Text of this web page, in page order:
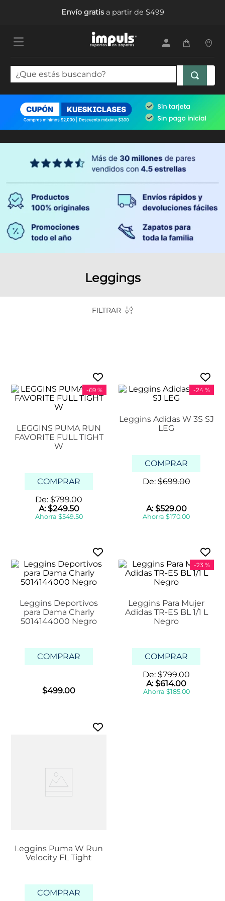
Envío gratisa partir de $499
¿Que estás buscando?
Leggings
FILTRAR
-69 %
LEGGINS PUMA RUN
FAVORITE FULL TIGHT
W
COMPRAR
De: $799.00
A:$249.50
Ahorra $549.50
-24 %
Leggins Adidas W 3S SJ
LEG
COMPRAR
De:$699.00
A:$529.00
Ahorra $170.00
Leggins Deportivos
para Dama Charly
5014144000 Negro
COMPRAR
$499.00
-23 %
Leggins Para Mujer
Adidas TR-ES BL 1/1 L
Negro
COMPRAR
De: $799.00
A:$614.00
Ahorra $185.00
Leggins Puma W Run
Velocity FL Tight
COMPRAR
TÉRMINOS MÁS BUSCADOS
.
tenis mujer
botas mujer
5. tenis